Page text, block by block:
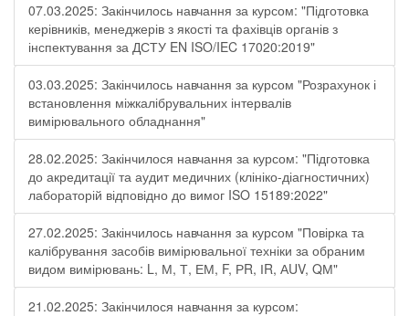
07.03.2025: Закінчилось навчання за курсом: "Підготовка
керівників, менеджерів з якості та фахівців органів з
інспектування за ДСТУ EN ISO/IEC 17020:2019"
03.03.2025: Закінчилось навчання за курсом "Розрахунок і
встановлення міжкалібрувальних інтервалів
вимірювального обладнання"
28.02.2025: Закінчилося навчання за курсом: "Підготовка
до акредитації та аудит медичних (клініко-діагностичних)
лабораторій відповідно до вимог ISO 15189:2022"
27.02.2025: Закінчилось навчання за курсом "Повірка та
калібрування засобів вимірювальної техніки за обраним
видом вимірювань: L, М, Т, ЕМ, F, РR, ІR, АUV, QМ"
21.02.2025: Закінчилося навчання за курсом: